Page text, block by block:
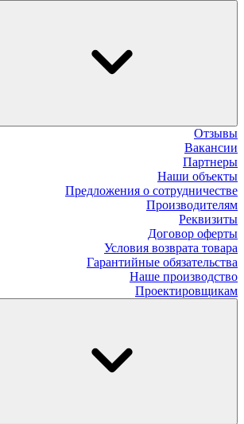
Отзывы
Вакансии
Партнеры
Наши объекты
Предложения о сотрудничестве
Производителям
Реквизиты
Договор оферты
Условия возврата товара
Гарантийные обязательства
Наше производство
Проектировщикам